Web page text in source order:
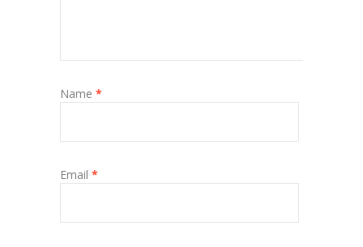
Name *
Email *